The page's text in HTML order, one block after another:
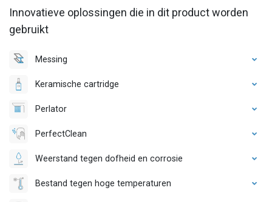
Innovatieve oplossingen die in dit product worden
gebruikt
Messing
Keramische cartridge
Perlator
PerfectClean
Weerstand tegen dofheid en corrosie
Bestand tegen hoge temperaturen